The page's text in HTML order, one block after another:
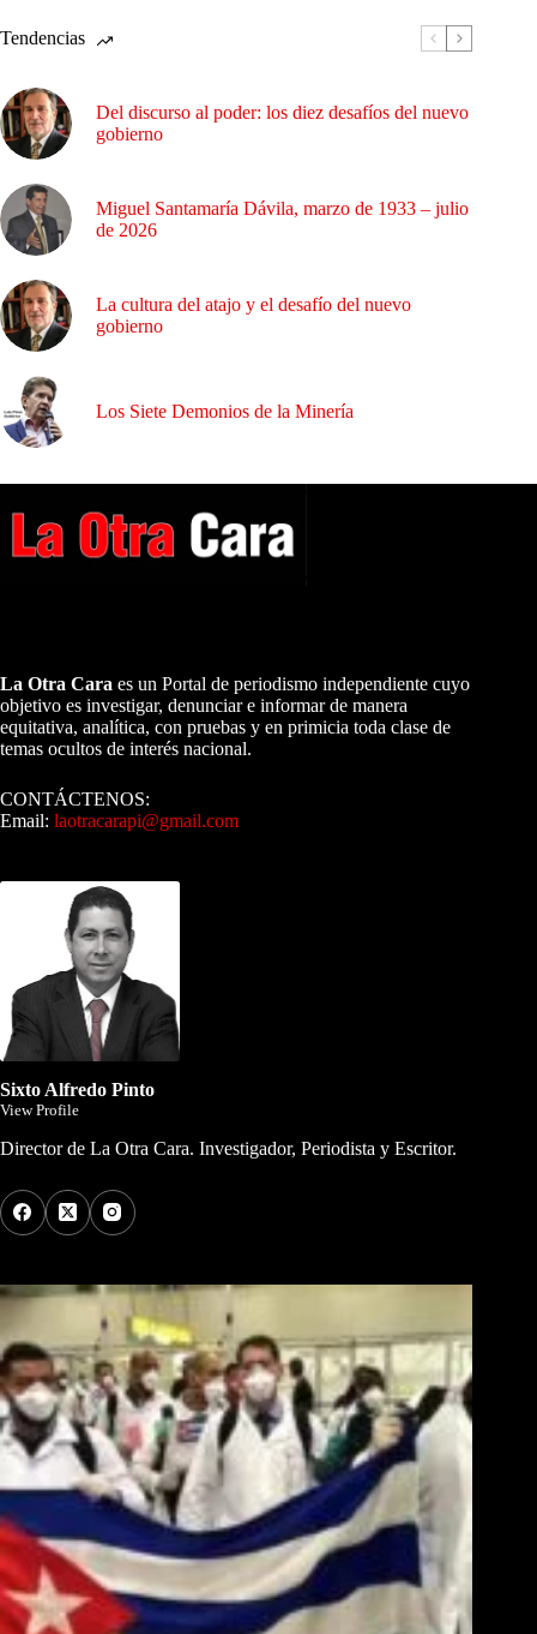
Tendencias
Del discurso al poder: los diez desafíos del nuevo
gobierno
Miguel Santamaría Dávila, marzo de 1933 – julio
de 2026
La cultura del atajo y el desafío del nuevo
gobierno
Los Siete Demonios de la Minería
La Otra Cara es un Portal de periodismo independiente cuyo
objetivo es investigar, denunciar e informar de manera
equitativa, analítica, con pruebas y en primicia toda clase de
temas ocultos de interés nacional.
CONTÁCTENOS:
Email: laotracarapi@gmail.com
Sixto Alfredo Pinto
View Profile
Director de La Otra Cara. Investigador, Periodista y Escritor.